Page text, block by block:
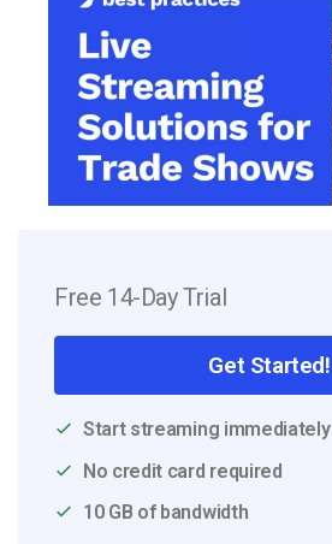
Free 14-Day Trial
Get Started!
Start streaming immediately
No credit card required
10 GB of bandwidth